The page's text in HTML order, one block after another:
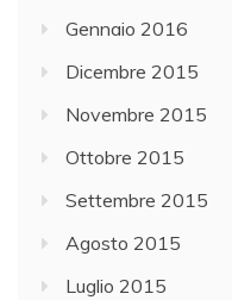
Gennaio 2016
Dicembre 2015
Novembre 2015
Ottobre 2015
Settembre 2015
Agosto 2015
Luglio 2015